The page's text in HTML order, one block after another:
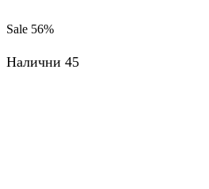
Sale 56%
Налични 45